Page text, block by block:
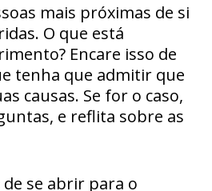
mais próximas de si
O que está
Encare isso de
tenha que admitir que
causas. Se for o caso,
e reflita sobre as
de se abrir para o